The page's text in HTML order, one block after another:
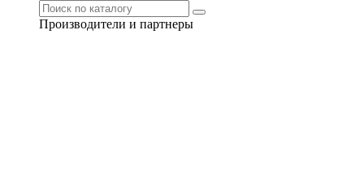
Производители и партнеры